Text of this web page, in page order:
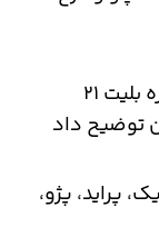
سازمان هواپیمایی درباره بلیت ۲۱
توضیح داد
پراید، پژو،